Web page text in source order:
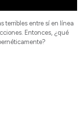
terribles entre sí en línea
Entonces, ¿qué